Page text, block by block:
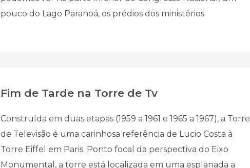
pouco do Lago Paranoá, os prédios dos ministérios.
Fim de Tarde na Torre de Tv
Construída em duas etapas (1959 a 1961 e 1965 a 1967), a Torre
de Televisão é uma carinhosa referência de Lucio Costa à
Torre Eiffel em Paris. Ponto focal da perspectiva do Eixo
Monumental, a torre está localizada em uma esplanada a